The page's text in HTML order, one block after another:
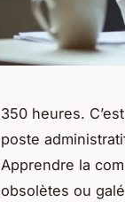
350 heures.
poste
Apprendre la
obsolètes ou